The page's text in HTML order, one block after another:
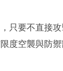
只要不直接
度空襲與防